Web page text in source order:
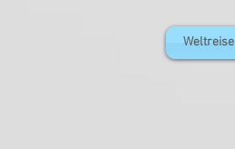
Weltreise